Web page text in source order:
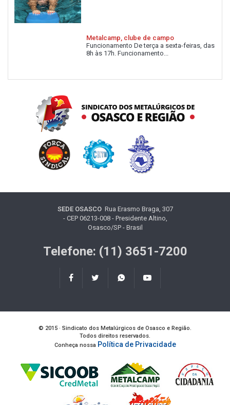
Metalcamp, clube de campo
Funcionamento De terça a sexta-feiras, das
8h às 17h. Funcionamento...
SEDE OSASCORua Erasmo Braga, 307
- CEP 06213-008 - Presidente Altino,
Osasco/SP - Brasil
Telefone: (11) 3651-7200
© 2015 · Sindicato dos Metalúrgicos de Osasco e Região.
Todos direitos reservados.
Conheça nossa Política de Privacidade